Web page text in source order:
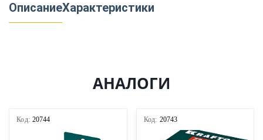
ОписаниеХарактеристики
АНАЛОГИ
Код: 20744 Код: 20743